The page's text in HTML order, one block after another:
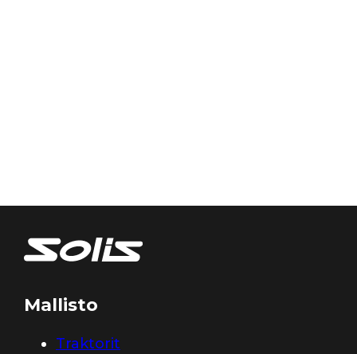
Mallisto
Traktorit